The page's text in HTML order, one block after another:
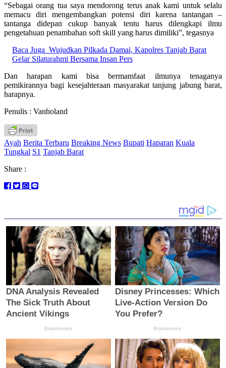
“Sebagai orang tua saya mendorong terus anak kami untuk selalu
memacu diri mengembangkan potensi diri karena tantangan –
tantanga didepan cukup banyak tentu harus dilengkapi ilmu
pengetahuan penambahan soft skill yang harus dimiliki”, tegasnya
Baca Juga Wujudkan Pilkada Damai, Kapolres Tanjab Barat
Gelar Silaturahmi Bersama Insan Pers
Dan harapan kami bisa bermamfaat ilmunya tenaganya
pemikirannya bagi kesejahteraan masyarakat tanjung jabung barat,
harapnya.
Penulis : Vanholand
Ayah Berita Terbaru Breaking News Bupati Haparan Kuala
Tungkal S1 Tanjab Barat
Share :